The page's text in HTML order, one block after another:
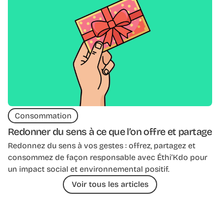
Consommation
Redonner du sens à ce que l’on offre et partage
Redonnez du sens à vos gestes : offrez, partagez et
consommez de façon responsable avec Éthi’Kdo pour
un impact social et environnemental positif.
Voir tous les articles